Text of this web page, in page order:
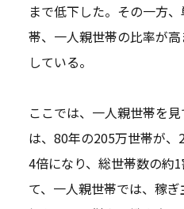
まで低下した。その一方
帯、一人親世帯の比率が
している。
ここでは、一人親世帯を
は、80年の205万世帯が
4倍になり、総世帯数の約
て、一人親世帯では、稼